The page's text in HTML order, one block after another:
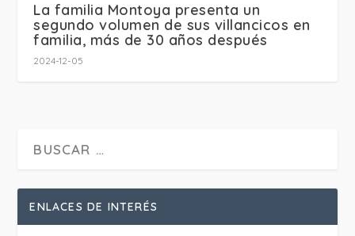
La familia Montoya presenta un
segundo volumen de sus villancicos en
familia, más de 30 años después
2024-12-05
ENLACES DE INTERÉS